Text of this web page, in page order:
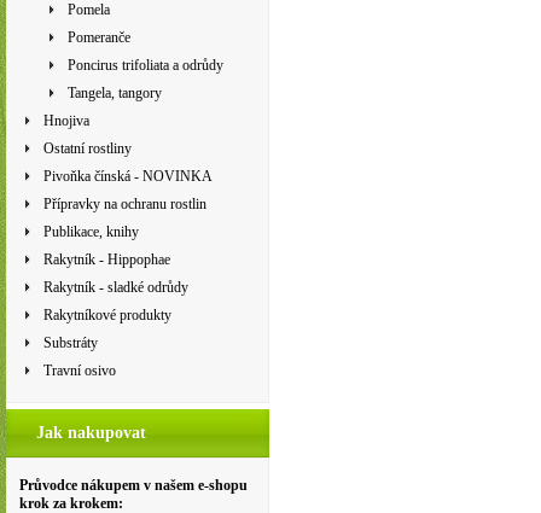
Pomela
Pomeranče
Poncirus trifoliata a odrůdy
Tangela, tangory
Hnojiva
Ostatní rostliny
Pivoňka čínská - NOVINKA
Přípravky na ochranu rostlin
Publikace, knihy
Rakytník - Hippophae
Rakytník - sladké odrůdy
Rakytníkové produkty
Substráty
Travní osivo
Jak nakupovat
Průvodce nákupem v našem e-shopu
krok za krokem: